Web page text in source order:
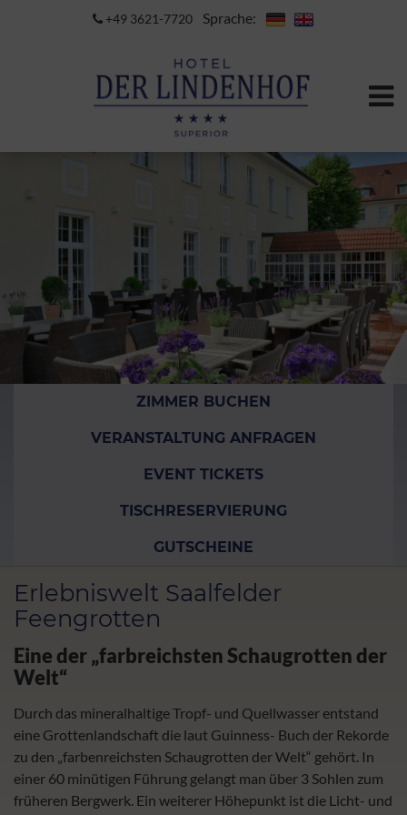
+49 3621-7720 Sprache:
ZIMMER BUCHEN
VERANSTALTUNG ANFRAGEN
EVENT TICKETS
TISCHRESERVIERUNG
GUTSCHEINE
Erlebniswelt Saalfelder
Feengrotten
Eine der „farbreichsten Schaugrotten der
Welt“
Durch das mineralhaltige Tropf- und Quellwasser entstand
eine Grottenlandschaft die laut Guinness- Buch der Rekorde
zu den „farbenreichsten Schaugrotten der Welt“ gehört. In
einer 60 minütigen Führung gelangt man über 3 Sohlen zum
früheren Bergwerk. Ein weiterer Höhepunkt ist die Licht- und